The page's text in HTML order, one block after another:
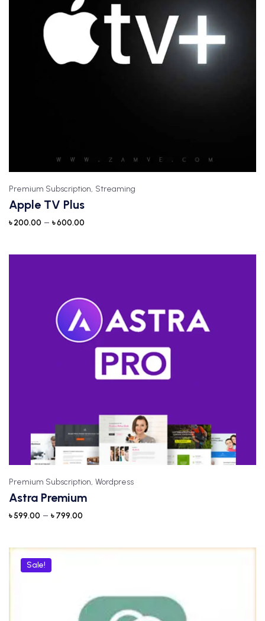
Premium Subscription, Streaming
Apple TV Plus
৳200.00 – ৳600.00
Premium Subscription, Wordpress
Astra Premium
৳599.00 – ৳799.00
Sale!